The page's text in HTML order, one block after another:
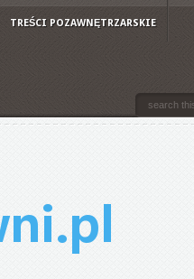
TREŚCI POZAWNĘTRZARSKIE